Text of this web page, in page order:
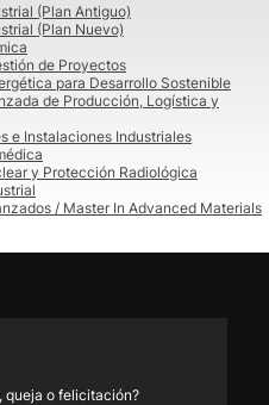
(Plan Antiguo)
(Plan Nuevo)
de Proyectos
para Desarrollo Sostenible
de Producción, Logística y
e Instalaciones Industriales
y Protección Radiológica
/ Master In Advanced Materials
queja o felicitación?